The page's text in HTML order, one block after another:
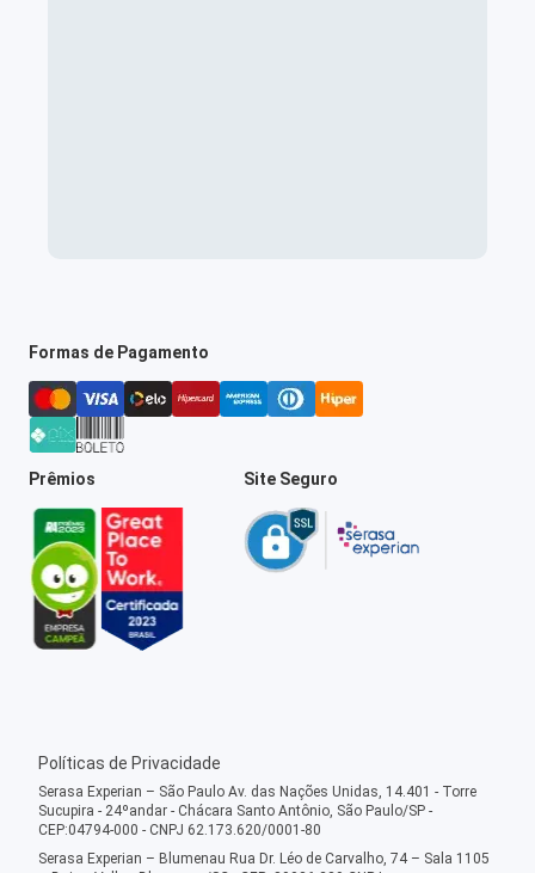
Formas de Pagamento
Prêmios Site Seguro
Políticas de Privacidade
Serasa Experian – São Paulo Av. das Nações Unidas, 14.401 - Torre
Sucupira - 24ºandar - Chácara Santo Antônio, São Paulo/SP -
CEP:04794-000 - CNPJ 62.173.620/0001-80
Serasa Experian – Blumenau Rua Dr. Léo de Carvalho, 74 – Sala 1105